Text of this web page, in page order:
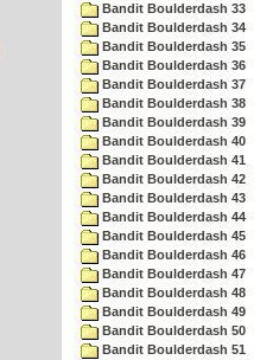
Bandit Boulderdash 33
Bandit Boulderdash 34
Bandit Boulderdash 35
Bandit Boulderdash 36
Bandit Boulderdash 37
Bandit Boulderdash 38
Bandit Boulderdash 39
Bandit Boulderdash 40
Bandit Boulderdash 41
Bandit Boulderdash 42
Bandit Boulderdash 43
Bandit Boulderdash 44
Bandit Boulderdash 45
Bandit Boulderdash 46
Bandit Boulderdash 47
Bandit Boulderdash 48
Bandit Boulderdash 49
Bandit Boulderdash 50
Bandit Boulderdash 51